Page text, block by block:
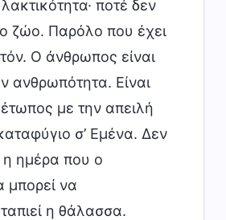
ποτέ δεν
ζώο. Παρόλο που έχει
Ο άνθρωπος είναι
ανθρωπότητα. Είναι
με την απειλή
σ’ Εμένα. Δεν
ημέρα που ο
να
η θάλασσα.